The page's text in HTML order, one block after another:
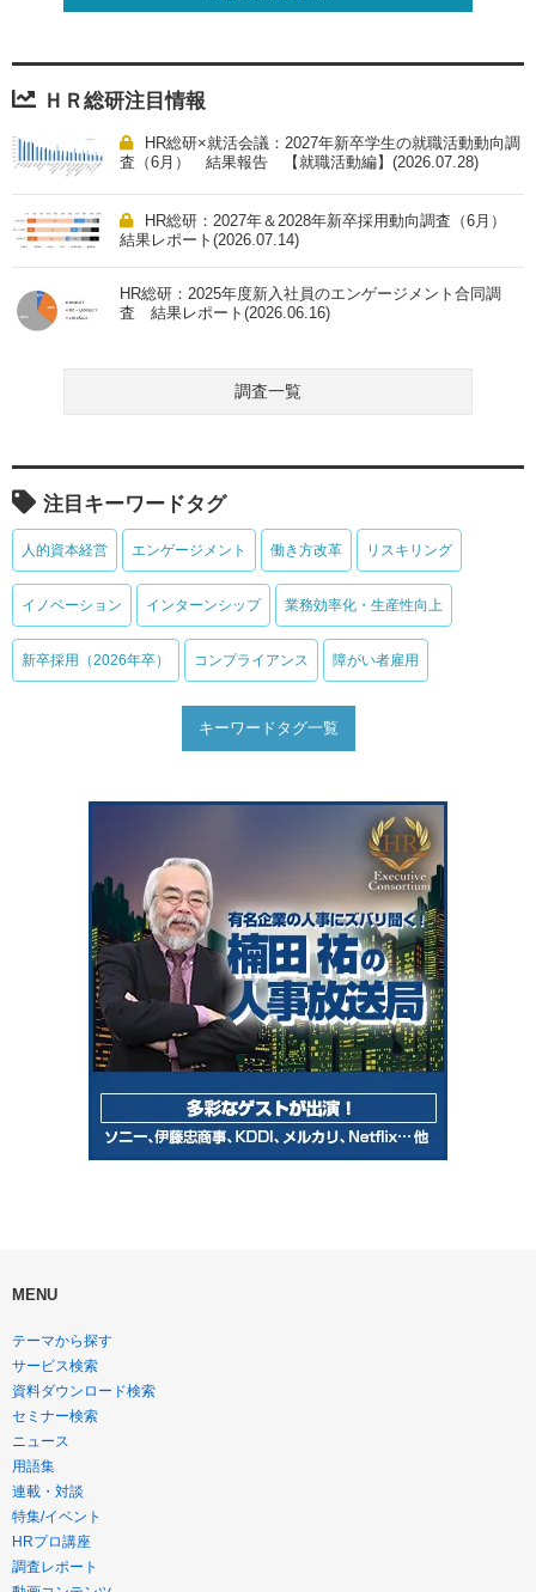
ＨＲ総研注目情報
HR総研×就活会議：2027年新卒学生の就職活動動向調
査（6月） 結果報告 【就職活動編】(2026.07.28)
HR総研：2027年＆2028年新卒採用動向調査（6月）
結果レポート(2026.07.14)
HR総研：2025年度新入社員のエンゲージメント合同調
査 結果レポート(2026.06.16)
調査一覧
注目キーワードタグ
人的資本経営 エンゲージメント 働き方改革 リスキリング
イノベーション インターンシップ 業務効率化・生産性向上
新卒採用（2026年卒） コンプライアンス 障がい者雇用
キーワードタグ一覧
MENU
テーマから探す
サービス検索
資料ダウンロード検索
セミナー検索
ニュース
用語集
連載・対談
特集/イベント
HRプロ講座
調査レポート